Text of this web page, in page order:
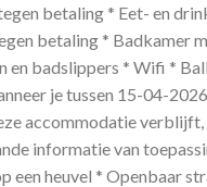
betaling * Eet- en
betaling * Badkamer
en badslippers * Wifi *
je tussen 15-04-
accommodatie verblijft,
informatie van
een heuvel * Openbaar